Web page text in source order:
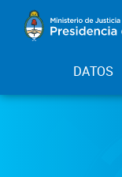
DATOS